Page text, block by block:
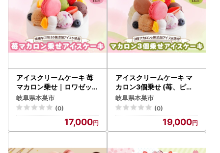
アイスクリームケーキ 苺
マカロン乗せ｜ロワゼット
デザート アイス ケーキ 乳
化剤 安定剤 保存料 人工甘
味料 などが不使用 無添加
デザート おやつ プレゼン
ト 誕生日 祝い [0262]
岐阜県本巣市
(0)
17,000
アイスクリームケーキ マ
カロン3個乗せ (苺、ピス
タチオ、ショコラ)｜3種
のマカロンが乗った贅沢
ロワゼット デザート アイ
ス ケーキ 乳化剤 安定剤 保
存料 人工甘味料 などが不
岐阜県本巣市
(0)
19,000